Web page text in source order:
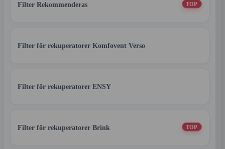
Filter Rekommenderas TOP
Filter för rekuperatorer Komfovent Verso
Filter för rekuperatorer ENSY
Filter för rekuperatorer Brink TOP